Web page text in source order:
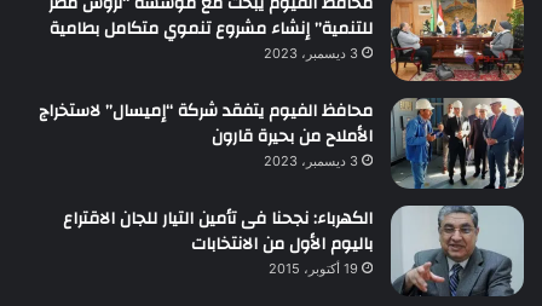
للتنمية” إنشاء مشروع تنموي متكامل بطامية
3 ديسمبر، 2023
محافظ الفيوم يتفقد شركة “إميسال” لاستخراج
الأملاح من بحيرة قارون
3 ديسمبر، 2023
الكهرباء: نجحنا فى تأمين التيار للجان الاقتراع
باليوم الأول من الانتخابات
19 أكتوبر، 2015